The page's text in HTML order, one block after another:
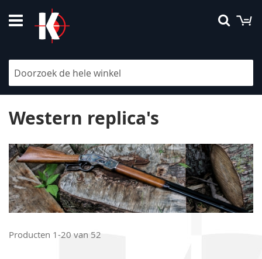
naar
de
Filteren
Western replica's
Producten 1-20 van 52